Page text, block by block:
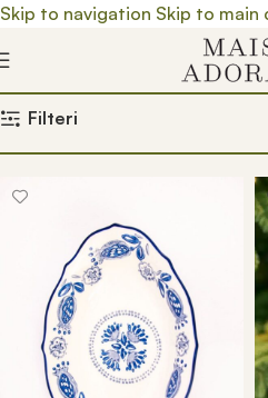
Skip to navigation Skip to main
Почетна/ Prodavnica/ Product
Filteri